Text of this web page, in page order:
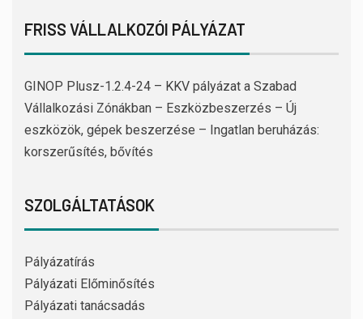
FRISS VÁLLALKOZÓI PÁLYÁZAT
GINOP Plusz-1.2.4-24 – KKV pályázat a Szabad
Vállalkozási Zónákban – Eszközbeszerzés – Új
eszközök, gépek beszerzése – Ingatlan beruházás:
korszerűsítés, bővítés
SZOLGÁLTATÁSOK
Pályázatírás
Pályázati Előminősítés
Pályázati tanácsadás